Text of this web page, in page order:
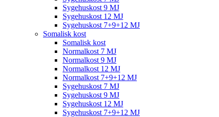
Sygehuskost 9 MJ
Sygehuskost 12 MJ
Sygehuskost 7+9+12 MJ
Somalisk kost
Somalisk kost
Normalkost 7 MJ
Normalkost 9 MJ
Normalkost 12 MJ
Normalkost 7+9+12 MJ
Sygehuskost 7 MJ
Sygehuskost 9 MJ
Sygehuskost 12 MJ
Sygehuskost 7+9+12 MJ